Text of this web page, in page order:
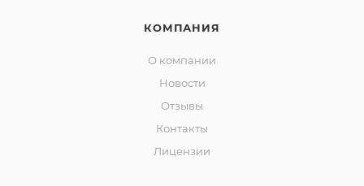
КОМПАНИЯ
О компании
Новости
Отзывы
Контакты
Лицензии